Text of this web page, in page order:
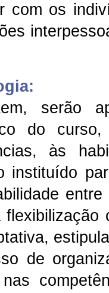
com os
serão
do
às
instituído
flexibilização
de